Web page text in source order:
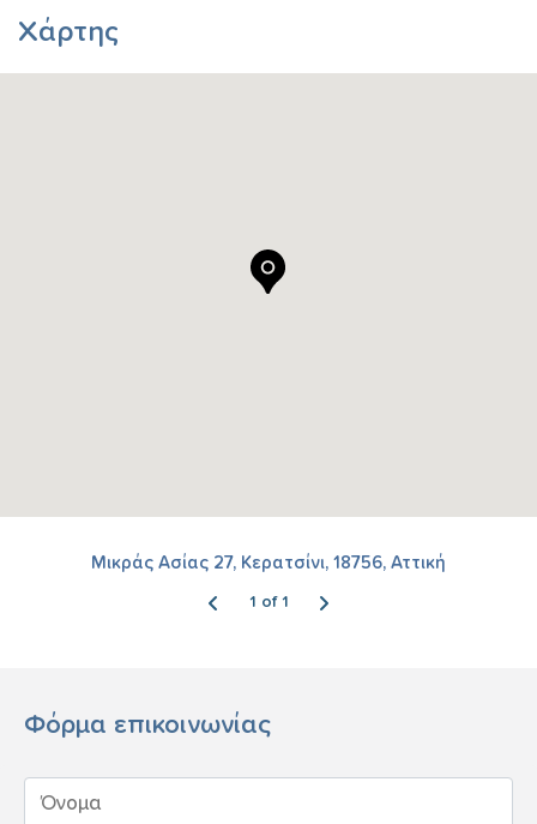
Χάρτης
Μικράς Ασίας 27, Κερατσίνι, 18756, Αττική
1 of 1
Φόρμα επικοινωνίας